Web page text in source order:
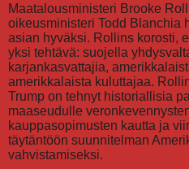
Maatalousministeri Brooke
oikeusministeri Todd Blanchia
asian hyväksi. Rollins korosti,
yksi tehtävä: suojella
karjankasvattajia,
amerikkalaista kuluttajaa.
Trump on tehnyt historiallisia
maaseudulle
kauppasopimusten kautta ja
täytäntöön suunnitelman
vahvistamiseksi.